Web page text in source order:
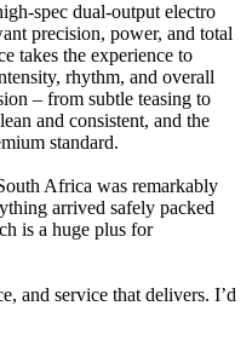
spec dual-output electro
precision, power, and total
takes the experience to
rhythm, and overall
– from subtle teasing to
and consistent, and the
standard.
Africa was remarkably
arrived safely packed
is a huge plus for
and service that delivers. I’d